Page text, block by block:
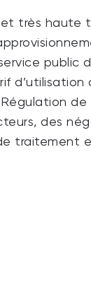
très haute
public
d’utilisation
de
des
traitement